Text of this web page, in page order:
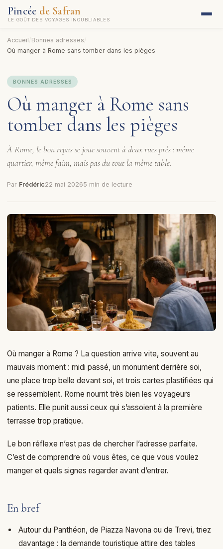
Pincée de Safran
LE GOÛT DES VOYAGES INOUBLIABLES
Accueil Bonnes adresses
Où manger à Rome sans tomber dans les pièges
BONNES ADRESSES
Où manger à Rome sans
tomber dans les pièges
À Rome, le bon repas se joue souvent à deux rues près : même
quartier, même faim, mais pas du tout la même table.
Par Frédéric22 mai 20265 min de lecture
Où manger à Rome ? La question arrive vite, souvent au
mauvais moment : midi passé, un monument derrière soi,
une place trop belle devant soi, et trois cartes plastifiées qui
se ressemblent. Rome nourrit très bien les voyageurs
patients. Elle punit aussi ceux qui s’assoient à la première
terrasse trop pratique.
Le bon réflexe n’est pas de chercher l’adresse parfaite.
C’est de comprendre où vous êtes, ce que vous voulez
manger et quels signes regarder avant d’entrer.
En bref
Autour du Panthéon, de Piazza Navona ou de Trevi, triez
davantage : la demande touristique attire des tables